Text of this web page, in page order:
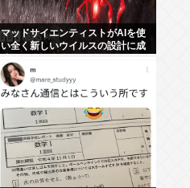
マッドサイエンティストがAIを使
い全く新しいウイルスの設計に成